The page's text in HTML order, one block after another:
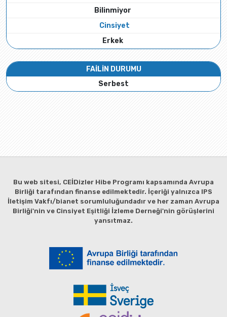
Bilinmiyor
Cinsiyet
Erkek
FAİLİN DURUMU
Serbest
Bu web sitesi, CEİDizler Hibe Programı kapsamında Avrupa
Birliği tarafından finanse edilmektedir. İçeriği yalnızca IPS
İletişim Vakfı/bianet sorumluluğundadır ve her zaman Avrupa
Birliği'nin ve Cinsiyet Eşitliği İzleme Derneği'nin görüşlerini
yansıtmaz.